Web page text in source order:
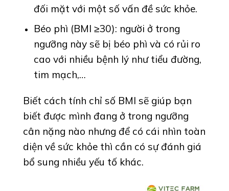
đối mặt với một số vấn đề sức khỏe.
Béo phì (BMI ≥30): người ở trong
ngưỡng này sẽ bị béo phì và có rủi ro
cao với nhiều bệnh lý như tiểu đường,
tim mạch,…
Biết cách tính chỉ số BMI sẽ giúp bạn
biết được mình đang ở trong ngưỡng
cân nặng nào nhưng để có cái nhìn toàn
diện về sức khỏe thì cần có sự đánh giá
bổ sung nhiều yếu tố khác.